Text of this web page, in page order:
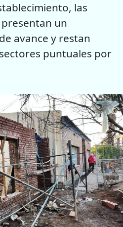
las
un
avance y restan
puntuales por